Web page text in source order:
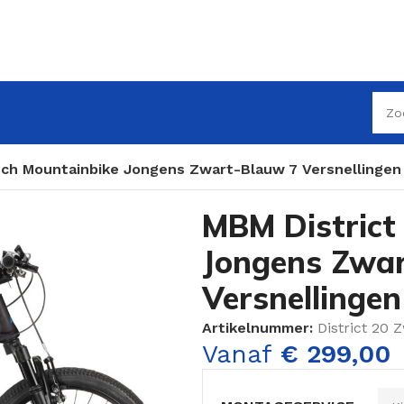
Mountainbike Jongens Zwart-Blauw 7 Versnellingen
MBM
Jongens
Versnellingen
Artikelnummer: District 20
Vanaf € 299,00